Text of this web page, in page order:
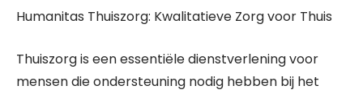
Humanitas Thuiszorg: Kwalitatieve Zorg voor Thuis
Thuiszorg is een essentiële dienstverlening voor
mensen die ondersteuning nodig hebben bij het